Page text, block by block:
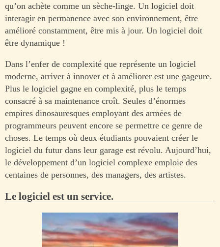
qu’on achète comme un sèche-linge. Un logiciel doit
interagir en permanence avec son environnement, être
amélioré constamment, être mis à jour. Un logiciel doit
être dynamique !
Dans l’enfer de complexité que représente un logiciel
moderne, arriver à innover et à améliorer est une gageure.
Plus le logiciel gagne en complexité, plus le temps
consacré à sa maintenance croît. Seules d’énormes
empires dinosauresques employant des armées de
programmeurs peuvent encore se permettre ce genre de
choses. Le temps où deux étudiants pouvaient créer le
logiciel du futur dans leur garage est révolu. Aujourd’hui,
le développement d’un logiciel complexe emploie des
centaines de personnes, des managers, des artistes.
Le logiciel est un service.